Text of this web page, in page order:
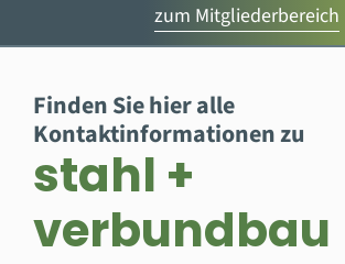
zum Mitgliederbereich
Finden Sie hier alle
Kontaktinformationen zu
stahl +
verbundbau